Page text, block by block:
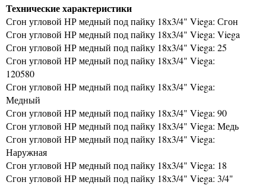
Технические характеристики
Сгон угловой НР медный под пайку 18х3/4" Viega: Сгон
Сгон угловой НР медный под пайку 18х3/4" Viega: Viega
Сгон угловой НР медный под пайку 18х3/4" Viega: 25
Сгон угловой НР медный под пайку 18х3/4" Viega:
120580
Сгон угловой НР медный под пайку 18х3/4" Viega:
Медный
Сгон угловой НР медный под пайку 18х3/4" Viega: 90
Сгон угловой НР медный под пайку 18х3/4" Viega: Медь
Сгон угловой НР медный под пайку 18х3/4" Viega:
Наружная
Сгон угловой НР медный под пайку 18х3/4" Viega: 18
Сгон угловой НР медный под пайку 18х3/4" Viega: 3/4"